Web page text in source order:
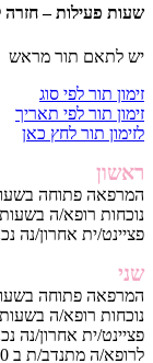
שעות פעילות – חזרה
יש לתאם תור מראש
זימון תור לפי סוג
זימון תור לפי תאריך
לזימון תור לחץ כאן
ראשון
המרפאה פתוחה בשעות: 16:00 –
נוכחות רופא/ה
פציינט/ית אחרון/נה
שני
המרפאה פתוחה בשעות: 14:00 –
נוכחות רופא/ה בשעות: 15:30 –
פציינט/ית אחרון/נה
לרופא/ה מתנדב/ת ב 18:00